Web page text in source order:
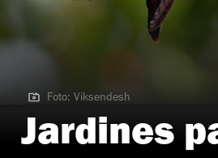
Foto: Viksendesh
Foto: Viksendesh
Jardines